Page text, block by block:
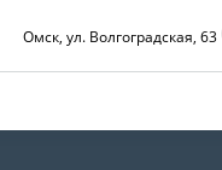
Омск, ул. Волгоградская, 63